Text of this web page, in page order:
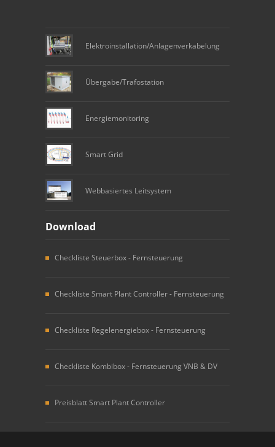
Elektroinstallation/Anlagenverkabelung
Übergabe/Trafostation
Energiemonitoring
Smart Grid
Webbasiertes Leitsystem
Download
Checkliste Steuerbox - Fernsteuerung
Checkliste Smart Plant Controller - Fernsteuerung
Checkliste Regelenergiebox - Fernsteuerung
Checkliste Kombibox - Fernsteuerung VNB & DV
Preisblatt Smart Plant Controller